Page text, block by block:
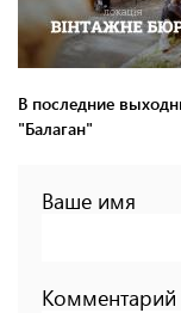
В последние
"Балаган"
Ваше имя
Комментарий